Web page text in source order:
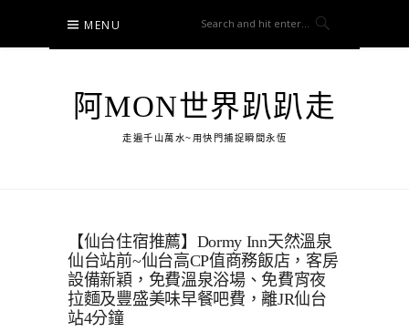
content
MENU
阿MON世界趴趴走
走遍千山萬水~用快門捕捉瞬間永恆
【仙台住宿推薦】Dormy Inn天然溫泉
仙台站前~仙台高CP值商務飯店，客房
設備新穎，免費溫泉浴場、免費宵夜
拉麵及豐盛美味早餐吧費，離JR仙台
站4分鐘